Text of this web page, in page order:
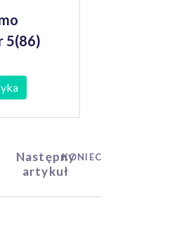
5(86)
Następny
artykuł
KONIEC